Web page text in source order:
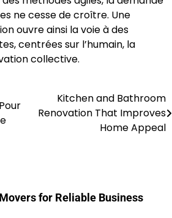
ne cesse de croître. Une
ouvre ainsi la voie à des
centrées sur l’humain, la
collective.
Kitchen and Bathroom
Renovation That Improves
Home Appeal
for Reliable Business